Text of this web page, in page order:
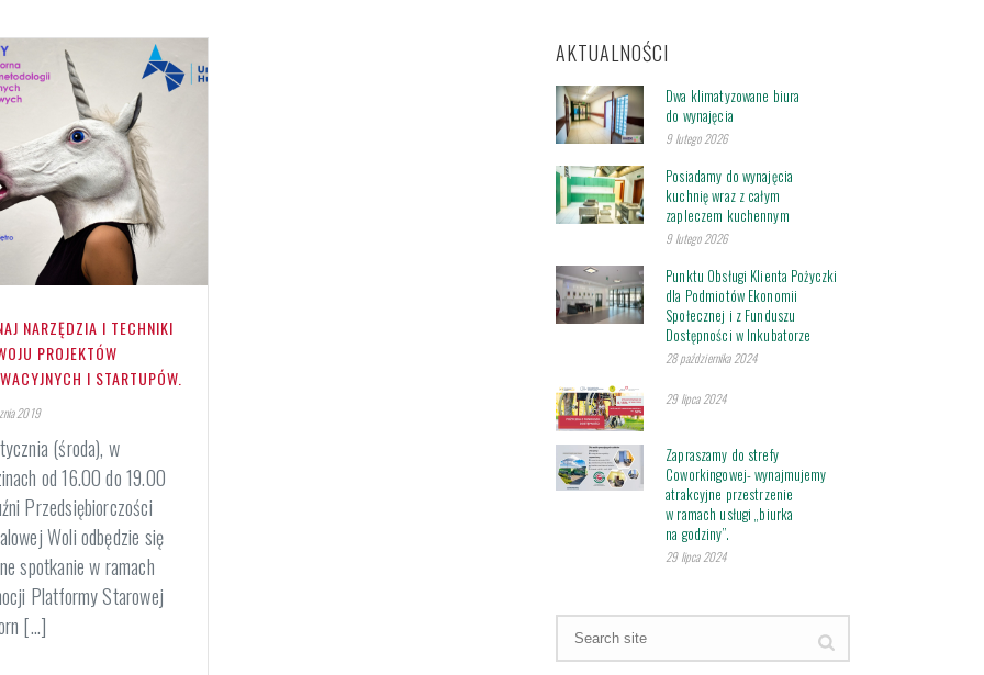
NARZĘDZIA I TECHNIKI
PROJEKTÓW
I STARTUPÓW.
2019
(środa), w
od 16.00 do 19.00
Przedsiębiorczości
Woli odbędzie się
spotkanie w ramach
Platformy Starowej
[...]
AKTUALNOŚCI
Dwa klimatyzowane biura
do wynajęcia
9 lutego 2026
Posiadamy do wynajęcia
kuchnię wraz z całym
zapleczem kuchennym
9 lutego 2026
Punktu Obsługi Klienta Pożyczki
dla Podmiotów Ekonomii
Społecznej i z Funduszu
Dostępności w Inkubatorze
28 października 2024
29 lipca 2024
Zapraszamy do strefy
Coworkingowej- wynajmujemy
atrakcyjne przestrzenie
w ramach usługi „biurka
na godziny”.
29 lipca 2024